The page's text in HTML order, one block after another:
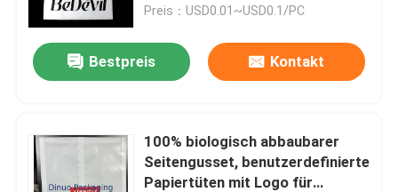
abbaubares Material
Preis：USD0.01~USD0.1/PC
Bestpreis Kontakt
100% biologisch abbaubarer
Seitengusset, benutzerdefinierte
Papiertüten mit Logo für